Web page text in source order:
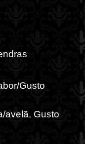
Gusto
avelã, Gusto